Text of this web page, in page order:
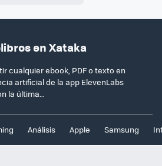
en Xataka
cualquier ebook, PDF o texto en
artificial de la app ElevenLabs
la última...
Análisis Apple Samsung